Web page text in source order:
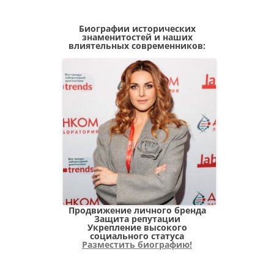
Биографии исторических
знаменитостей и наших
влиятельных современников:
Продвижение личного бренда
Защита репутации
Укрепление высокого
социального статуса
Разместить биографию!